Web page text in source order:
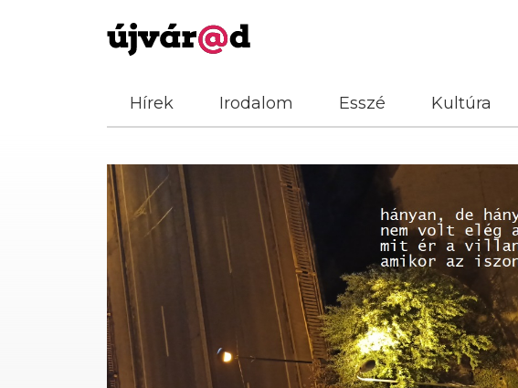
Hírek Irodalom Esszé Kultúra